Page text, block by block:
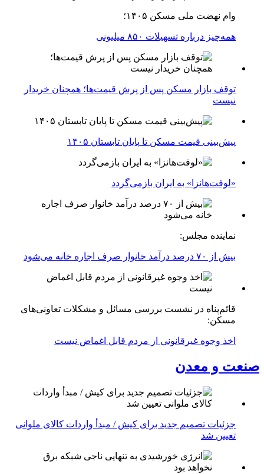
وام نهضت ملی مسکن ۱۴۰۵؛
همه‌چیز درباره تسهیلات ۸۵۰ میلیونی
توقف بازار مسکن پس از پرش قیمت‌ها؛ همچنان خریدار
نیست
پیش‌بینی قیمت مسکن تا پایان تابستان ۱۴۰۵
«لوفت‌هانزا» به ایران بازمی‌گردد
نماینده مجلس:
بیش از ۷۰ درصد درآمد خانوار صرف اجاره خانه می‌شود
قائم‌پناه در نشست بررسی مسائل و مشکلات تعاونی‌های
مسکن:
اخذ وجوه غیرقانونی از مردم قابل اغماض نیست
صنعت و معدن
جزئیات تصمیم جدید برای کیش / مبدأ واردات کالای ملوانی
تعیین شد